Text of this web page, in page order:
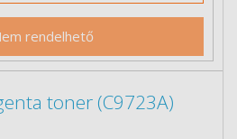
rendelhető
toner (C9723A)